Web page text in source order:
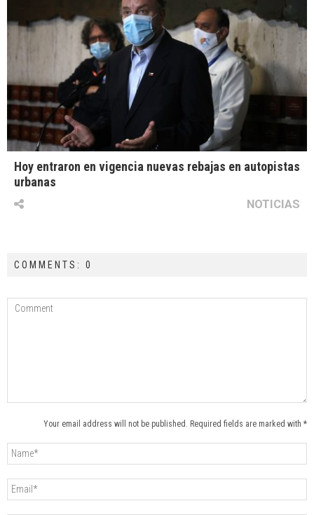
Hoy entraron en vigencia nuevas rebajas en autopistas
urbanas
NOTICIAS
COMMENTS: 0
Your email address will not be published. Required fields are marked with *